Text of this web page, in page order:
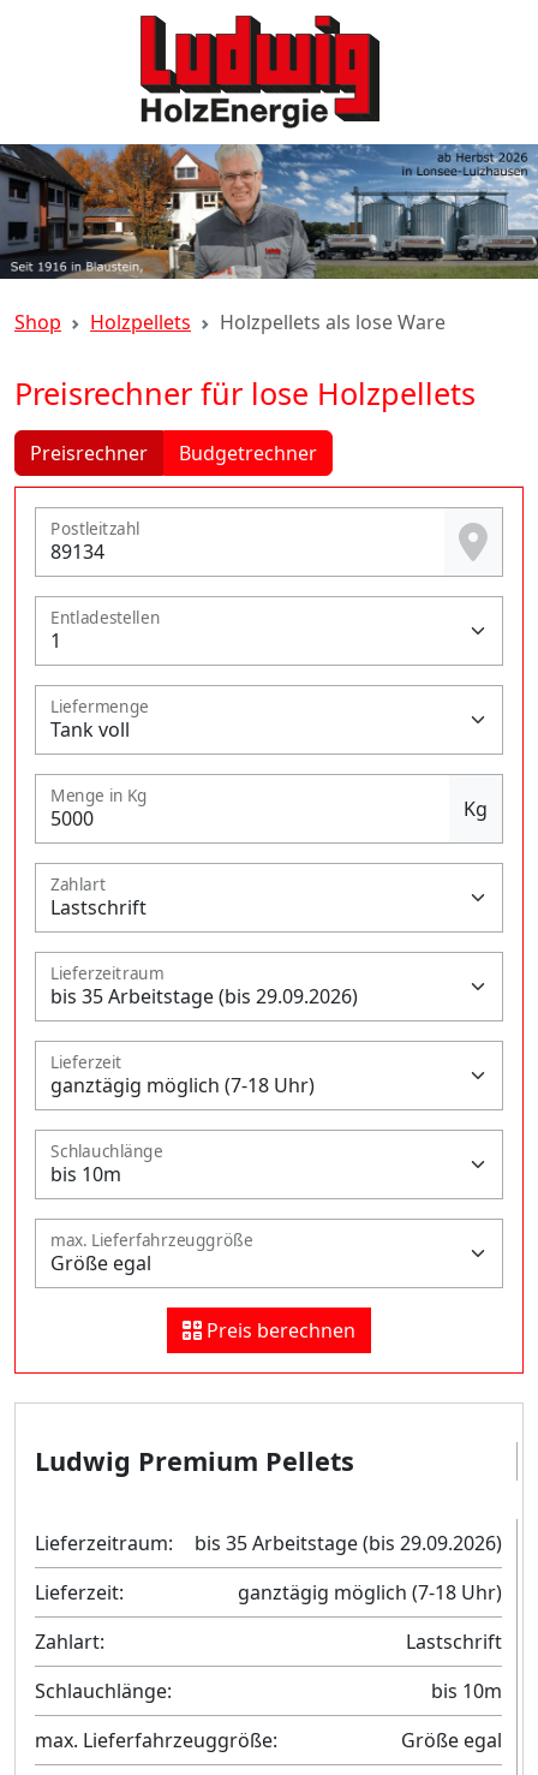
Shop Holzpellets Holzpellets als lose Ware
Preisrechner für lose Holzpellets
Preisrechner Budgetrechner
Postleitzahl
Entladestellen
Liefermenge
Menge in Kg
Kg
Zahlart
Lieferzeitraum
Lieferzeit
Schlauchlänge
max. Lieferfahrzeuggröße
Preis berechnen
Ludwig Premium Pellets
Lieferzeitraum:
bis 35 Arbeitstage (bis 29.09.2026)
Lieferzeit:
ganztägig möglich (7-18 Uhr)
Zahlart:
Lastschrift
Schlauchlänge:
bis 10m
max. Lieferfahrzeuggröße:
Größe egal